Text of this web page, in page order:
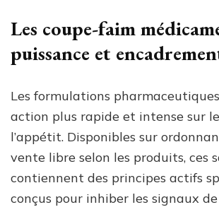
Les coupe-faim
puissance et
Les formulations
action plus rapide et intense sur
l’appétit. Disponibles sur
vente libre selon les produits, ces
contiennent des principes actifs
conçus pour inhiber les signaux